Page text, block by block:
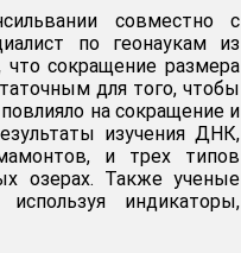
совместно с
по геонаукам из
что сокращение размера
для того, чтобы
на сокращение и
изучения ДНК,
и трех типов
озерах. Также ученые
индикаторы,